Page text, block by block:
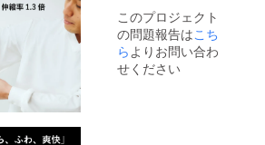
このプロジェクト
の問題報告はこち
ら よりお問い合わ
せください